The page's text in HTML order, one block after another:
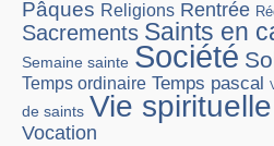
Pâques Religions Rentrée
Sacrements Saints en
Semaine sainte Société
Temps ordinaire Temps pascal
de saints Vie spirituelle
Vocation